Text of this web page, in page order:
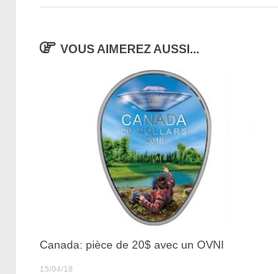
VOUS AIMEREZ AUSSI...
Canada: pièce de 20$ avec un OVNI
15/04/18